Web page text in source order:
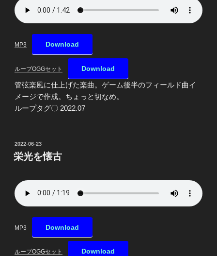
MP3 Download
ループOGGセット Download
管弦楽風に仕上げた楽曲。ゲーム後半のフィールド曲イ
メージで作成。ちょっと切なめ。
ループタグ〇 2022.07
投
稿
日:
2022-06-23
栄光を懐古
MP3 Download
ループOGGセット Download